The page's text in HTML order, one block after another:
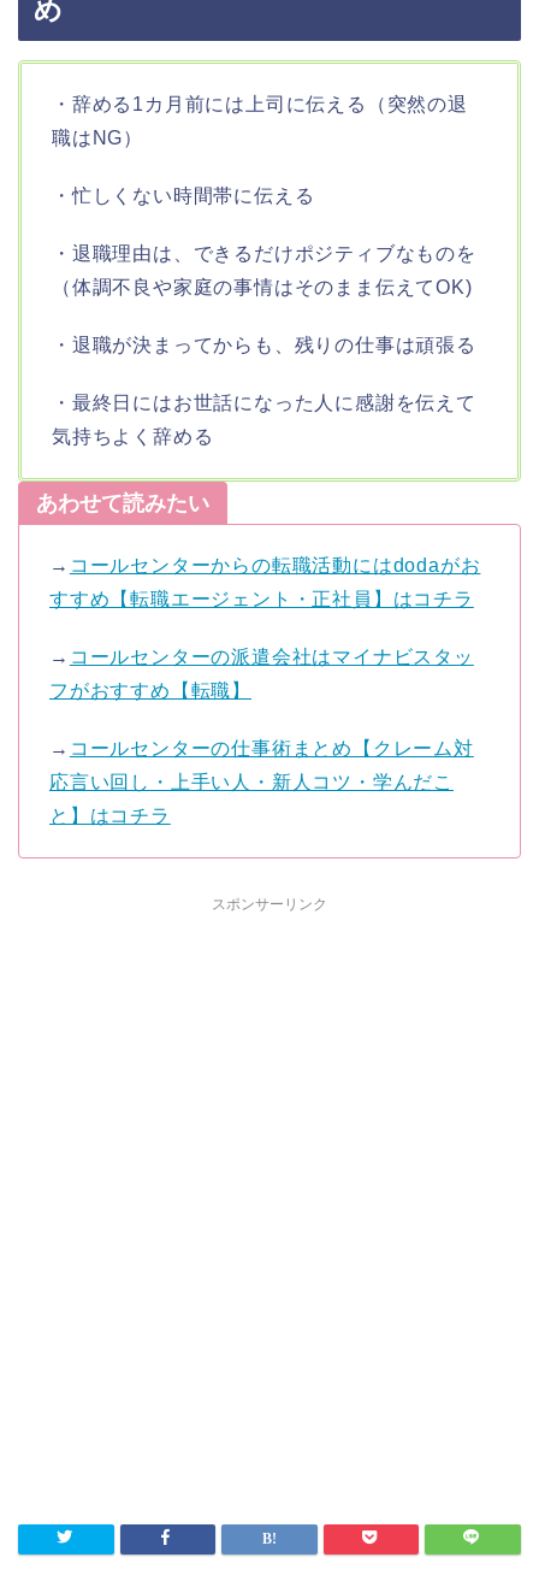
め
・辞める1カ月前には上司に伝える（突然の退
職はNG）
・忙しくない時間帯に伝える
・退職理由は、できるだけポジティブなものを
（体調不良や家庭の事情はそのまま伝えてOK)
・退職が決まってからも、残りの仕事は頑張る
・最終日にはお世話になった人に感謝を伝えて
気持ちよく辞める
あわせて読みたい
→ コールセンターからの転職活動にはdodaがお
すすめ【転職エージェント・正社員】はコチラ
→ コールセンターの派遣会社はマイナビスタッ
フがおすすめ【転職】
→ コールセンターの仕事術まとめ【クレーム対
応言い回し・上手い人・新人コツ・学んだこ
と】はコチラ
スポンサーリンク